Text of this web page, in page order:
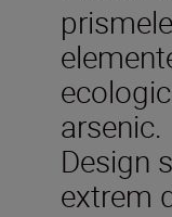
arsenic.
Design
extrem